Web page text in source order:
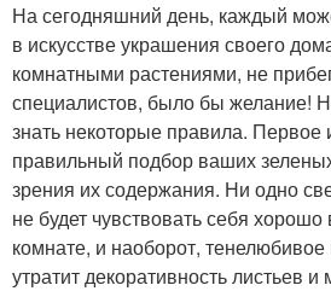
На сегодняшний день, каждый
в искусстве украшения своего
комнатными растениями, не
специалистов, было бы желание!
знать некоторые правила. Первое
правильный подбор ваших
зрения их содержания. Ни одно
не будет чувствовать себя
комнате, и наоборот,
утратит декоративность листьев